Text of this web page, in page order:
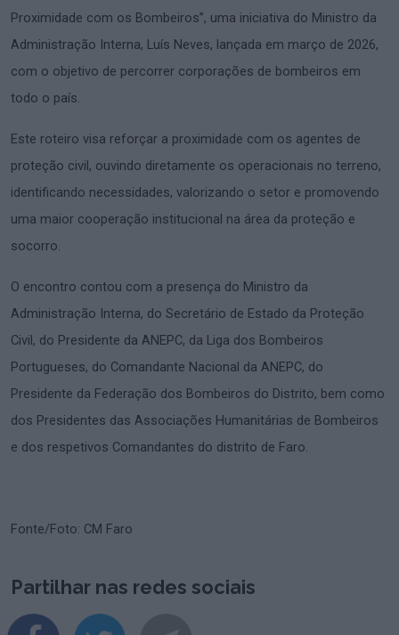
Proximidade com os Bombeiros”, uma iniciativa do Ministro da
Administração Interna, Luís Neves, lançada em março de 2026,
com o objetivo de percorrer corporações de bombeiros em
todo o país.
Este roteiro visa reforçar a proximidade com os agentes de
proteção civil, ouvindo diretamente os operacionais no terreno,
identificando necessidades, valorizando o setor e promovendo
uma maior cooperação institucional na área da proteção e
socorro.
O encontro contou com a presença do Ministro da
Administração Interna, do Secretário de Estado da Proteção
Civil, do Presidente da ANEPC, da Liga dos Bombeiros
Portugueses, do Comandante Nacional da ANEPC, do
Presidente da Federação dos Bombeiros do Distrito, bem como
dos Presidentes das Associações Humanitárias de Bombeiros
e dos respetivos Comandantes do distrito de Faro.
Fonte/Foto: CM Faro
Partilhar nas redes sociais